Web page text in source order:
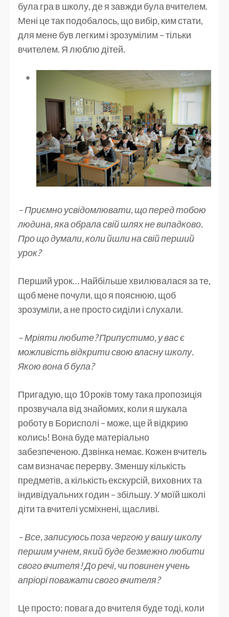
була гра в школу, де я завжди була вчителем.
Мені це так подобалось, що вибір, ким стати,
для мене був легким і зрозумілим – тільки
вчителем. Я люблю дітей.
– Приємно усвідомлювати, що перед тобою
людина, яка обрала свій шлях не випадково.
Про що думали, коли йшли на свій перший
урок?
Перший урок… Найбільше хвилювалася за те,
щоб мене почули, що я пояснюю, щоб
зрозуміли, а не просто сиділи і слухали.
– Мріяти любите? Припустимо, у вас є
можливість відкрити свою власну школу.
Якою вона б була?
Пригадую, що 10 років тому така пропозиція
прозвучала від знайомих, коли я шукала
роботу в Борисполі – може, ще й відкрию
колись! Вона буде матеріально
забезпеченою. Дзвінка немає. Кожен вчитель
сам визначає перерву. Зменшу кількість
предметів, а кількість екскурсій, виховних та
індивідуальних годин – збільшу. У моїй школі
діти та вчителі усміхнені, щасливі.
– Все, записуюсь поза чергою у вашу школу
першим учнем, який буде безмежно любити
свого вчителя! До речі, чи повинен учень
апріорі поважати свого вчителя?
Це просто: повага до вчителя буде тоді, коли